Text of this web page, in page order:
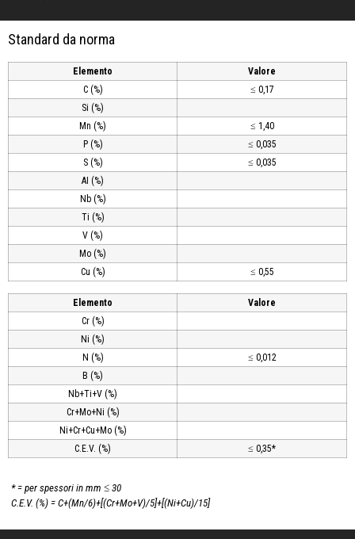
Standard da norma
Elemento
Valore
C (%)
≤ 0,17
Si (%)
Mn (%)
≤ 1,40
P (%)
≤ 0,035
S (%)
≤ 0,035
AI (%)
Nb (%)
Ti (%)
V (%)
Mo (%)
Cu (%)
≤ 0,55
Elemento
Valore
Cr (%)
Ni (%)
N (%)
≤ 0,012
B (%)
Nb+Ti+V (%)
Cr+Mo+Ni (%)
Ni+Cr+Cu+Mo (%)
C.E.V. (%)
≤ 0,35*
* = per spessori in mm ≤ 30
C.E.V. (%) = C+(Mn/6)+[(Cr+Mo+V)/5]+[(Ni+Cu)/15]